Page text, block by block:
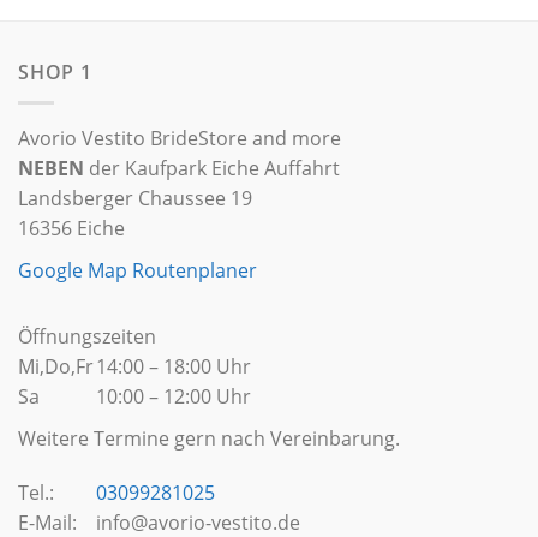
SHOP 1
Avorio Vestito BrideStore and more
NEBEN der Kaufpark Eiche Auffahrt
Landsberger Chaussee 19
16356 Eiche
Google Map Routenplaner
Öffnungszeiten
Mi,Do,Fr
Sa
14:00 – 18:00 Uhr
10:00 – 12:00 Uhr
Weitere Termine gern nach Vereinbarung.
Tel.:
E-Mail:
03099281025
info@avorio-vestito.de